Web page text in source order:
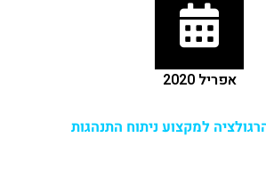
אפריל 2020
למקצוע ניתוח התנהגות